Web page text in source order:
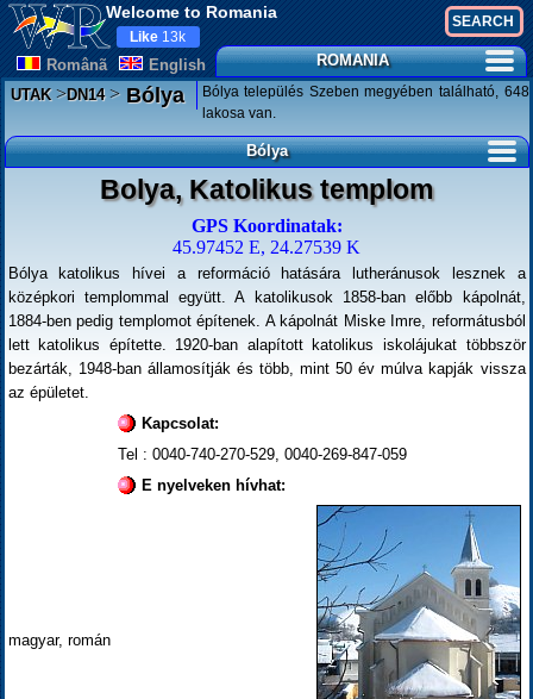
Welcome to Romania
Românã English
Like 13k
ROMANIA
UTAK>DN14>Bólya
Bólya település Szeben megyében található, 648
lakosa van.
Bólya
Bolya, Katolikus templom
GPS Koordinatak:
45.97452 E, 24.27539 K
Bólya katolikus hívei a reformáció hatására lutheránusok lesznek a
középkori templommal együtt. A katolikusok 1858-ban előbb kápolnát,
1884-ben pedig templomot építenek. A kápolnát Miske Imre, reformátusból
lett katolikus építette. 1920-ban alapított katolikus iskolájukat többször
bezárták, 1948-ban államosítják és több, mint 50 év múlva kapják vissza
az épületet.
Kapcsolat:
Tel : 0040-740-270-529, 0040-269-847-059
E nyelveken hívhat:
magyar, román